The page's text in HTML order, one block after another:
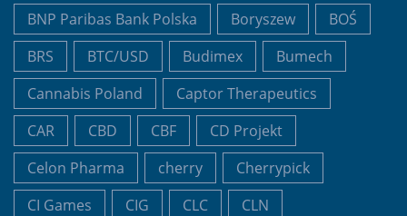
BNP Paribas Bank Polska
Boryszew
BOŚ
BRS
BTC/USD Budimex
Bumech
Cannabis Poland
Captor Therapeutics
CAR
CBD CBF
CD Projekt
Celon Pharma
cherry
Cherrypick
CI Games
CIG CLC
CLN